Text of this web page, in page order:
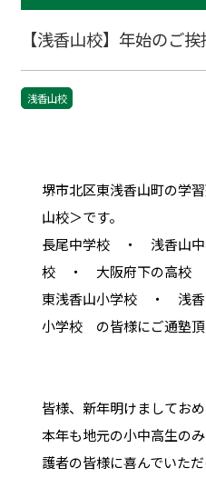
【浅香山校】年始のご挨
浅香山校
堺市北区東浅香山町の学
山校＞です。
長尾中学校 ・ 浅香山中
校 ・ 大阪府下の高校
東浅香山小学校 ・ 浅
小学校 の皆様にご通塾頂
皆様、新年明けましてお
本年も地元の小中高生の
護者の皆様に喜んでいた